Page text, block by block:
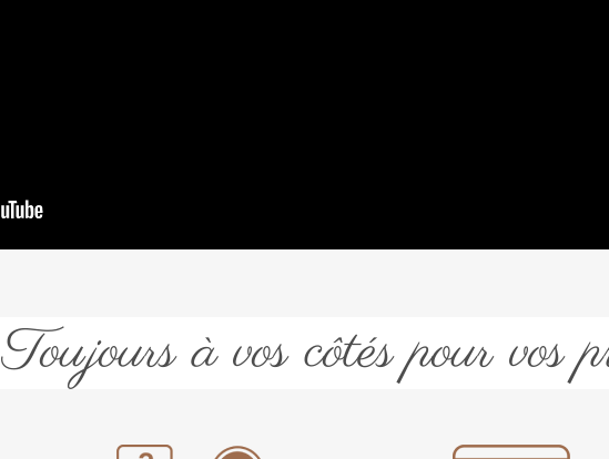
Toujours à vos côtés pour vos